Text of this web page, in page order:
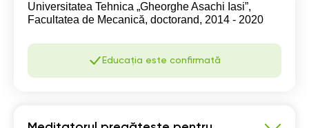
Universitatea Tehnica „Gheorghe Asachi Iasi”,
Facultatea de Mecanică, doctorand, 2014 - 2020
Educația este confirmată